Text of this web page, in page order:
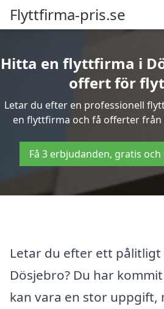
Flyttfirma-pris.se
Hitta en flyttfirma i
offert för
Letar du efter en professionell
en flyttfirma och få offerter
Få 3 erbjudanden, gratis
Letar du efter ett
Dösjebro? Du har
kan vara en stor uppgift,